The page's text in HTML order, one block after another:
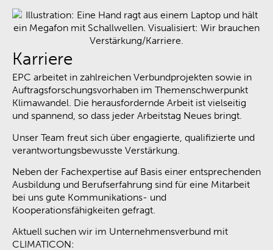
Karriere
EPC arbeitet in zahlreichen Verbundprojekten sowie in
Auftragsforschungsvorhaben im Themenschwerpunkt
Klimawandel. Die herausfordernde Arbeit ist vielseitig
und spannend, so dass jeder Arbeitstag Neues bringt.
Unser Team freut sich über engagierte, qualifizierte und
verantwortungsbewusste Verstärkung.
Neben der Fachexpertise auf Basis einer entsprechenden
Ausbildung und Berufserfahrung sind für eine Mitarbeit
bei uns gute Kommunikations- und
Kooperationsfähigkeiten gefragt.
Aktuell suchen wir im Unternehmensverbund mit
CLIMATICON: